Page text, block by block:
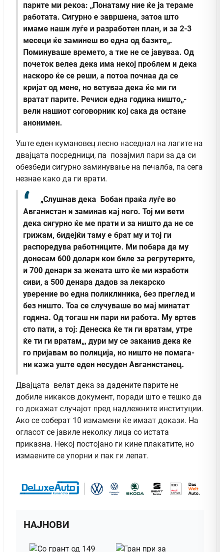
парите ми рекоа: „Понатаму ние ќе ја тераме
работата. Сигурно е завршена, затоа што
имаме наши луѓе и разработен план, и за 2-3
месеци ќе заминеш во една од базите„.
Поминуваше времето, а тие не се јавуваа. Од
почеток велеа дека има некој проблем и дека
наскоро ќе се реши, а потоа почнаа да се
кријат од мене, но ветуваа дека ќе ми ги
вратат парите. Речиси една година ништо„-
вели нашиот соговорник кој сака да остане
анонимен.
Уште еден кумановец лесно наседнал на лагите на
двајцата посредници, па позајмил пари за да си
обезбеди сигурно заминување на печалба, па сега
незнае како да ги врати.
„Слушнав дека Бобан праќа луѓе во
Авганистан и заминав кај него. Тој ми вети
дека сигурно ќе ме прати и за ништо да не се
грижам, бидејќи таму е брат му и тој ги
распоредува работниците. Ми побара да му
донесам 600 долари кои биле за регрутерите,
и 700 денари за жената што ќе ми изработи
сиви, а 500 денара дадов за лекарско
уверение во една поликлиника, без преглед и
без ништо. Тоа се случуваше во мај минатат
година. Од тогаш ни пари ни работа. Му вртев
сто пати, а тој: Денеска ќе ти ги вратам, утре
ќе ти ги вратам„, дури му се заканив дека ќе
го пријавам во полиција, но ништо не помага-
ни кажа уште еден несуден Авганистанец.
Двајцата велат дека за дадените парите не
добиле никаков документ, поради што е тешко да
го докажат случајот пред надлежните институции.
Ако се соберат 10 измамени ќе имаат докази. На
огласот се јавиле неколку лица со истата
приказна. Некој постојано ги кине плакатите, но
измаените се упорни и пак ги лепат.
НАЈНОВИ